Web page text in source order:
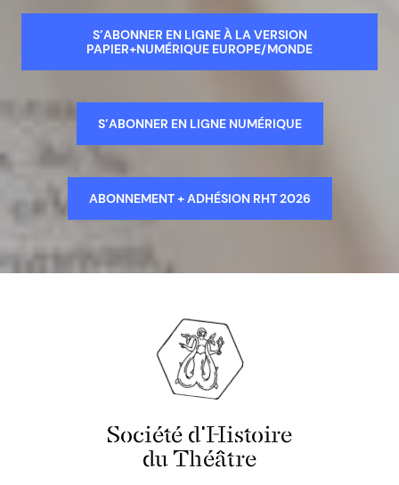
S’ABONNER EN LIGNE À LA VERSION
PAPIER+NUMÉRIQUE EUROPE/MONDE
S’ABONNER EN LIGNE NUMÉRIQUE
ABONNEMENT + ADHÉSION RHT 2026
Société d'Histoire
du Théâtre